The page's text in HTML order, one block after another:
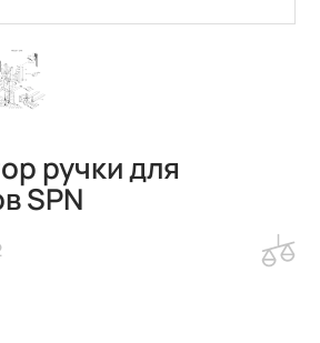
ручки для
SPN